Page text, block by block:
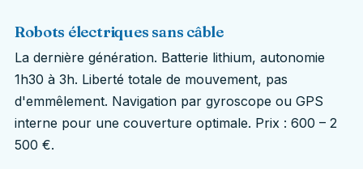
Robots électriques sans câble
La dernière génération. Batterie lithium, autonomie
1h30 à 3h. Liberté totale de mouvement, pas
d'emmêlement. Navigation par gyroscope ou GPS
interne pour une couverture optimale. Prix : 600 – 2
500 €.